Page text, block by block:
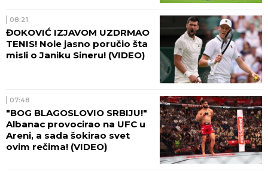
08:21
ĐOKOVIĆ IZJAVOM UZDRMAO
TENIS! Nole jasno poručio šta
misli o Janiku Sineru! (VIDEO)
07:48
"BOG BLAGOSLOVIO SRBIJU!"
Albanac provocirao na UFC u
Areni, a sada šokirao svet
ovim rečima! (VIDEO)